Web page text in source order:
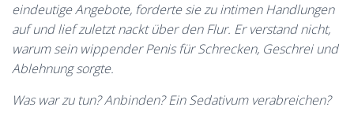
eindeutige Angebote, forderte sie zu intimen Handlungen
auf und lief zuletzt nackt über den Flur. Er verstand nicht,
warum sein wippender Penis für Schrecken, Geschrei und
Ablehnung sorgte.
Was war zu tun? Anbinden? Ein Sedativum verabreichen?